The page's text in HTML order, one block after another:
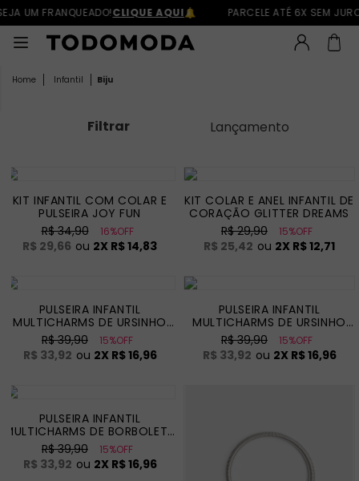
UM FRANQUEADO!CLIQUE AQUI PARCELE ATÉ 6X SEM
Infantil Biju
Filtrar Lançamento
KIT INFANTIL COM COLAR E
PULSEIRA JOY FUN
R$ 34,90
16%OFF
R$ 29,66 ou 2X R$ 14,83
KIT COLAR E ANEL INFANTIL DE
CORAÇÃO GLITTER DREAMS
R$ 29,90
15%OFF
R$ 25,42 ou 2X R$ 12,71
PULSEIRA INFANTIL
MULTICHARMS DE URSINHO
DREAMS
R$ 39,90 15%OFF
R$ 33,92 ou 2X R$ 16,96
PULSEIRA INFANTIL
MULTICHARMS DE URSINHO
DREAMS
R$ 39,90 15%OFF
R$ 33,92 ou 2X R$ 16,96
PULSEIRA INFANTIL
MULTICHARMS DE BORBOLETA
DREAMS
R$ 39,90 15%OFF
R$ 33,92 ou 2X R$ 16,96